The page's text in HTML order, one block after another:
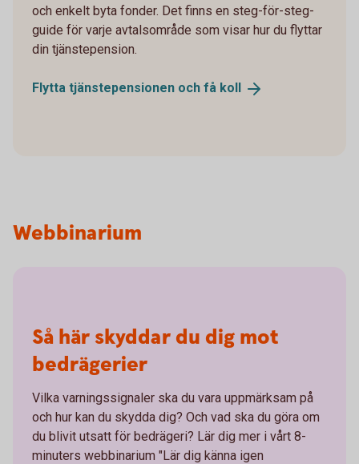
och enkelt byta fonder. Det finns en steg-för-steg-
guide för varje avtalsområde som visar hur du flyttar
din tjänstepension.
Flytta tjänstepensionen och få koll
Webbinarium
Så här skyddar du dig mot
bedrägerier
Vilka varningssignaler ska du vara uppmärksam på
och hur kan du skydda dig? Och vad ska du göra om
du blivit utsatt för bedrägeri? Lär dig mer i vårt 8-
minuters webbinarium "Lär dig känna igen